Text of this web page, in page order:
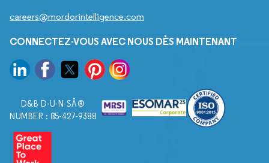
careers@mordorintelligence.com
CONNECTEZ-VOUS AVEC NOUS DÈS MAINTENANT
D&B D-U-N-SÂ®
NUMBER : 85-427-9388